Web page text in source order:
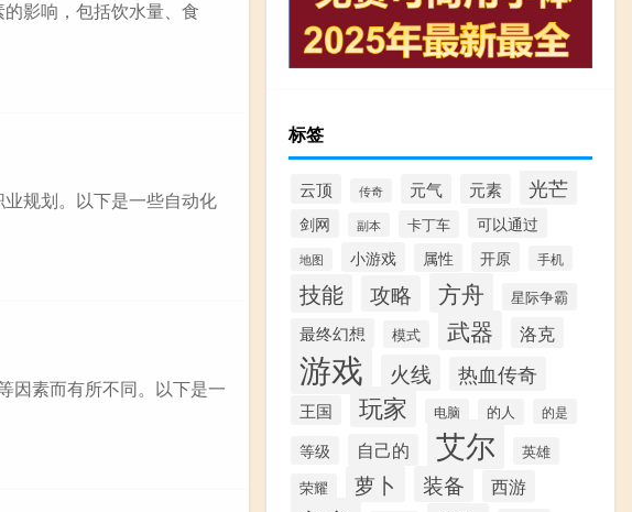
影响，包括饮水量、食
规划。以下是一些自动化
因素而有所不同。以下是一
标签
云顶 传奇 元气 元素 光芒
剑网 副本 卡丁车 可以通过
地图 小游戏 属性 开原 手机
技能 攻略 方舟 星际争霸
最终幻想 模式 武器 洛克
游戏 火线 热血传奇
王国 玩家 电脑 的人 的是
等级 自己的 艾尔
英雄
荣耀
萝卜 装备 西游